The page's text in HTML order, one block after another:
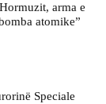
arma e
atomike”
Speciale